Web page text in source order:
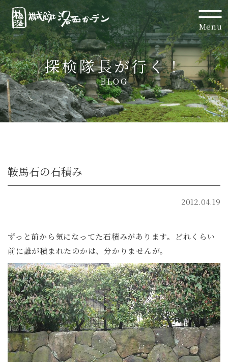
Menu
探検隊長が行く！
BLOG
鞍馬石の石積み
2012.04.19
ずっと前から気になってた石積みがあります。どれくらい
前に誰が積まれたのかは、分かりませんが。